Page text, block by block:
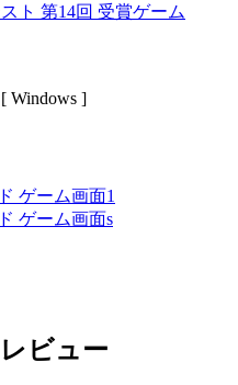
ト 第14回 受賞ゲーム
Windows ]
ビュー